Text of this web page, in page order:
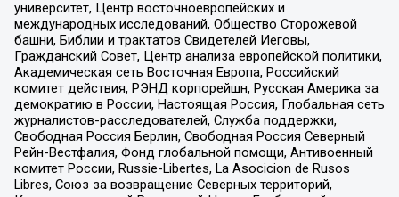
университет, Центр восточноевропейских и
международных исследований, Общество Сторожевой
башни, Библии и трактатов Свидетелей Иеговы,
Гражданский Совет, Центр анализа европейской политики,
Академическая сеть Восточная Европа, Российский
комитет действия, РЭНД корпорейшн, Русская Америка за
демократию в России, Настоящая Россия, Глобальная сеть
журналистов-расследователей, Служба поддержки,
Свободная Россия Берлин, Свободная Россия Северный
Рейн-Вестфалия, Фонд глобальной помощи, Антивоенный
комитет России, Russie-Libertes, La Asocicion de Rusos
Libres, Союз за возвращение Северных территорий,